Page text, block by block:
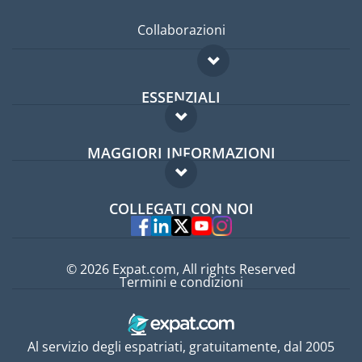
Collaborazioni
ESSENZIALI
Forum per expat
Guida per expat
MAGGIORI INFORMAZIONI
Domande frequenti
Esperti
COLLEGATI CON NOI
Al servizio degli espatriati, gratuitamente, dal 2005
© 2026 Expat.com, All rights Reserved
Termini e condizioni